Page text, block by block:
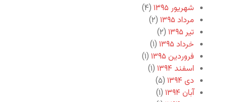
شهریور ۱۳۹۵
(۴)
مرداد ۱۳۹۵
(۲)
تیر ۱۳۹۵
(۲)
خرداد ۱۳۹۵
(۱)
فروردین ۱۳۹۵
(۱)
اسفند ۱۳۹۴
(۱)
دی ۱۳۹۴
(۵)
آبان ۱۳۹۴
(۱)